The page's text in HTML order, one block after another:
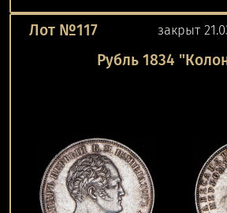
Лот №117 закрыт
Рубль 1834